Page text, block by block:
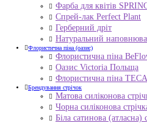
Фарба для квітів
Спрей-лак Perfect Plant
Герберний дріт
Натуральний
Флористична піна (оазис)
Флористична піна
Оазис Victoria Польща
Флористична піна
Брендування стрічок
Матова силіконова
Чорна силіконова
Біла сатинова (атласна)